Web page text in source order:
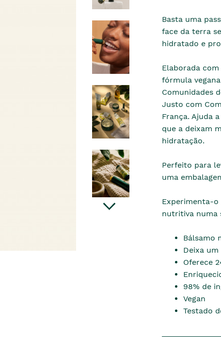
Basta uma
face da terra
hidratado e
Elaborada
fórmula
Comunidades
Justo com
França. Ajuda
que a deixam
hidratação.
Perfeito para
uma
Experimenta-
nutritiva numa
Bálsamo
Deixa
Oferece
98% de
Vegan
Testado